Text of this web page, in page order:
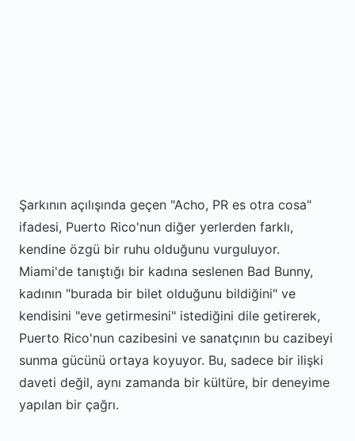
Şarkının açılışında geçen "Acho, PR es otra cosa"
ifadesi, Puerto Rico'nun diğer yerlerden farklı,
kendine özgü bir ruhu olduğunu vurguluyor.
Miami'de tanıştığı bir kadına seslenen Bad Bunny,
kadının "burada bir bilet olduğunu bildiğini" ve
kendisini "eve getirmesini" istediğini dile getirerek,
Puerto Rico'nun cazibesini ve sanatçının bu cazibeyi
sunma gücünü ortaya koyuyor. Bu, sadece bir ilişki
daveti değil, aynı zamanda bir kültüre, bir deneyime
yapılan bir çağrı.